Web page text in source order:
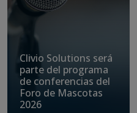
Clivio Solutions será
parte del programa
de conferencias del
Foro de Mascotas
2026